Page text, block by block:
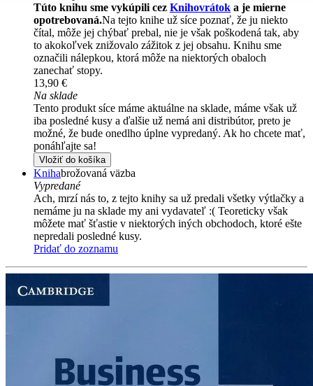
Túto knihu sme vykúpili cez Knihovrátok a je mierne
opotrebovaná.Na tejto knihe už síce poznať, že ju niekto
čítal, môže jej chýbať prebal, nie je však poškodená tak, aby
to akokoľvek znižovalo zážitok z jej obsahu. Knihu sme
označili nálepkou, ktorá môže na niektorých obaloch
zanechať stopy.
13,90 €
Na sklade
Tento produkt síce máme aktuálne na sklade, máme však už
iba posledné kusy a ďalšie už nemá ani distribútor, preto je
možné, že bude onedlho úplne vypredaný. Ak ho chcete mať,
ponáhľajte sa!
Vložiť do košíka
Knihabrožovaná väzba
Vypredané
Ach, mrzí nás to, z tejto knihy sa už predali všetky výtlačky a
nemáme ju na sklade my ani vydavateľ :( Teoreticky však
môžete mať šťastie v niektorých iných obchodoch, ktoré ešte
nepredali posledné kusy.
Pridať do zoznamu